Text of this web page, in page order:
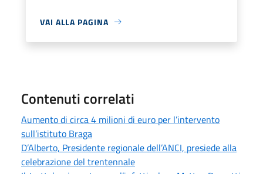
VAI ALLA PAGINA
Contenuti correlati
Aumento di circa 4 milioni di euro per l’intervento
sull’istituto Braga
D’Alberto, Presidente regionale dell’ANCI, presiede alla
celebrazione del trentennale